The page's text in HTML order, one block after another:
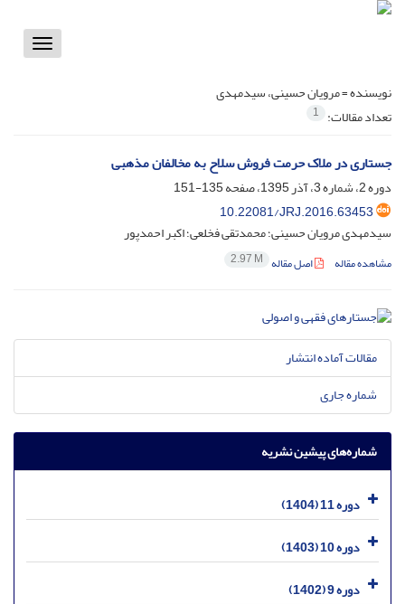
Toggle
نویسنده =مرویان حسینی، سیدمهدی
تعداد مقالات: 1
جستاری در ملاک حرمت فروش سلاح به مخالفان مذهبی
دوره 2، شماره 3، آذر 1395، صفحه
135-151
10.22081/JRJ.2016.63453
سیدمهدی مرویان حسینی؛ محمدتقی فخلعی؛ اکبر احمدپور
مشاهده مقاله اصل مقاله 2.97 M
مقالات آماده انتشار
شماره جاری
شماره‌های پیشین نشریه
دوره 11 (1404)
دوره 10 (1403)
دوره 9 (1402)